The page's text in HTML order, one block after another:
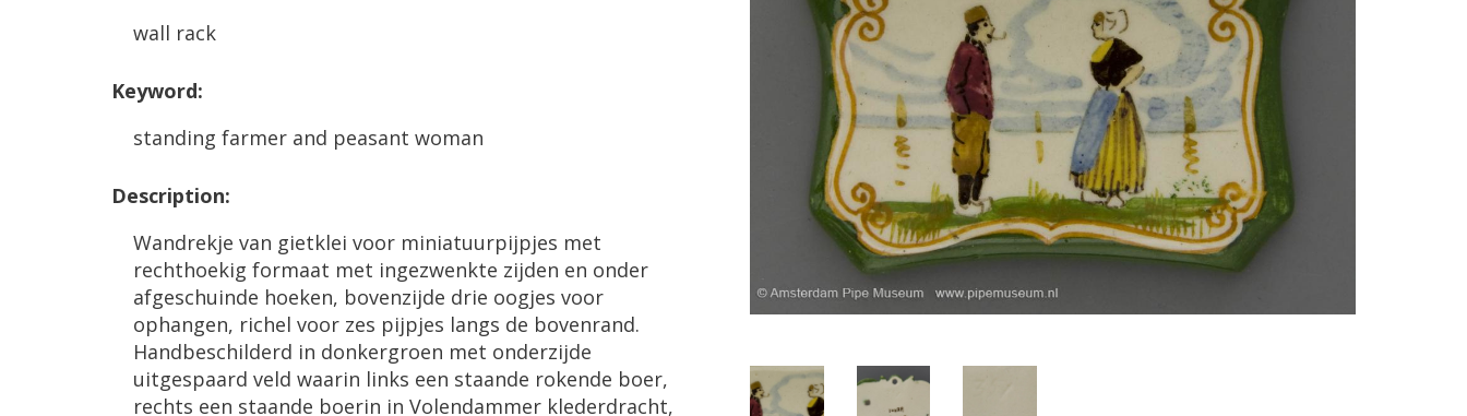
wall rack
Keyword:
standing farmer and peasant woman
Description:
Wandrekje van gietklei voor miniatuurpijpjes met
rechthoekig formaat met ingezwenkte zijden en onder
afgeschuinde hoeken, bovenzijde drie oogjes voor
ophangen, richel voor zes pijpjes langs de bovenrand.
Handbeschilderd in donkergroen met onderzijde
uitgespaard veld waarin links een staande rokende boer,
rechts een staande boerin in Volendammer klederdracht,